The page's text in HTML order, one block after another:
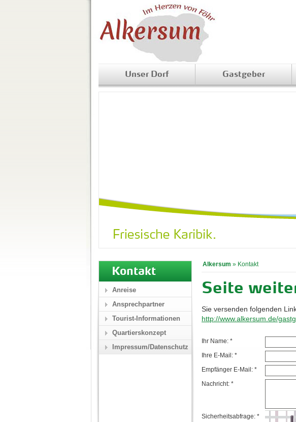
Unser Dorf Gastgeber
Alkersum » Kontakt
Seite
Sie versenden folgenden
http://www.alkersum.de/
Ihr Name: *
Ihre E-Mail: *
Empfänger E-Mail: *
Nachricht: *
Sicherheitsabfrage: *
Kontakt
Anreise
Ansprechpartner
Tourist-Informationen
Quartierskonzept
Impressum/Datenschutz